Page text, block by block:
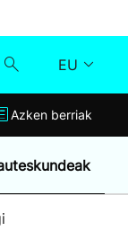
EU
Klisk
Zuzenekoak
Azken berriak